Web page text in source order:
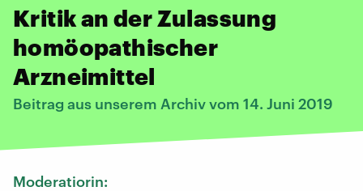
Kritik an der Zulassung
homöopathischer
Arzneimittel
Beitrag aus unserem Archiv vom 14. Juni 2019
Moderatiorin: